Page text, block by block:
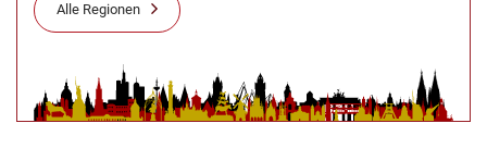
Alle Regionen